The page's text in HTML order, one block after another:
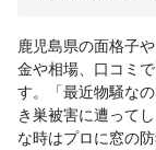
鹿児島県の面格子
金や相場、口コミ
す。「最近物騒な
き巣被害に遭って
な時はプロに窓の